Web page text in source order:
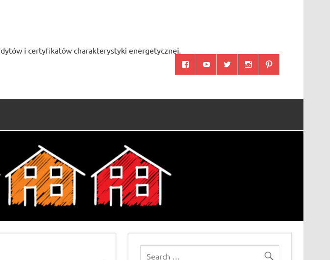
i certyfikatów charakterystyki energetycznej.